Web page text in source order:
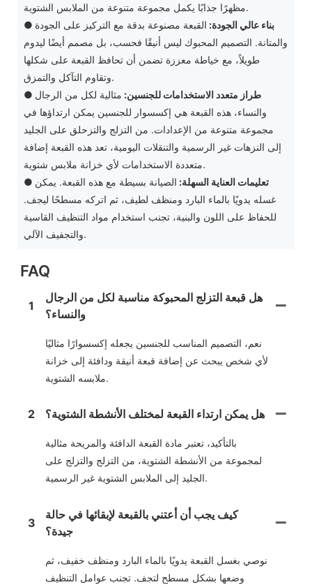
مظهرًا جذابًا يكمل مجموعة متنوعة من الملابس الشتوية.
●
بناء عالي الجودة: القبعة مصنوعة بدقة مع التركيز على الجودة
والمتانة. التصميم المحبوك ليس أنيقًا فحسب، بل مصمم أيضًا ليدوم
طويلاً، مع خياطة معززة تضمن أن تحافظ القبعة على شكلها
وتقاوم التآكل والتمزق.
●
طراز متعدد الاستخدامات للجنسين: مثالية لكل من الرجال
والنساء، هذه القبعة هي إكسسوار للجنسين يمكن ارتداؤها في
مجموعة متنوعة من الإعدادات. من التزلج والتزحلق على الجليد
إلى النزهات غير الرسمية والتنقلات اليومية، تعد هذه القبعة إضافة
متعددة الاستخدامات لأي خزانة ملابس شتوية.
●
تعليمات العناية السهلة: الصيانة بسيطة مع هذه القبعة. يمكن
غسله يدويًا بالماء البارد ومنظف لطيف، ثم اتركه مسطحًا ليجف.
للحفاظ على اللون والبنية، تجنب استخدام مواد التنظيف القاسية
والتجفيف الآلي.
FAQ
1
هل قبعة التزلج المحبوكة مناسبة لكل من الرجال
والنساء؟
نعم، التصميم المناسب للجنسين يجعله إكسسوارًا مثاليًا
لأي شخص يبحث عن إضافة قبعة أنيقة ودافئة إلى خزانة
ملابسه الشتوية.
2 هل يمكن ارتداء القبعة لمختلف الأنشطة الشتوية؟
بالتأكيد، تعتبر مادة القبعة الدافئة والمريحة مثالية
لمجموعة من الأنشطة الشتوية، من التزلج والتزلج على
الجليد إلى الملابس الشتوية غير الرسمية.
3
كيف يجب أن أعتني بالقبعة لإبقائها في حالة
جيدة؟
نوصي بغسل القبعة يدويًا بالماء البارد ومنظف خفيف، ثم
وضعها بشكل مسطح لتجف. تجنب عوامل التنظيف